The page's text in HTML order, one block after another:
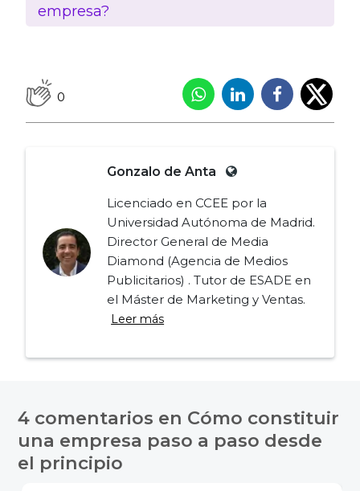
empresa?
0
Gonzalo de Anta
Licenciado en CCEE por la
Universidad Autónoma de Madrid.
Director General de Media
Diamond (Agencia de Medios
Publicitarios) . Tutor de ESADE en
el Máster de Marketing y Ventas.
Leer más
de
entradas
4 comentarios en Cómo constituir
una empresa paso a paso desde
el principio